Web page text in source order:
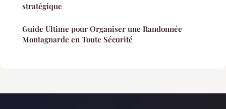
stratégique
Guide Ultime pour Organiser une Randonnée
Montagnarde en Toute Sécurité